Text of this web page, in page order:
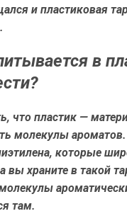
и пластиковая
в
что пластик —
молекулы ароматов.
которые
храните в такой
там.